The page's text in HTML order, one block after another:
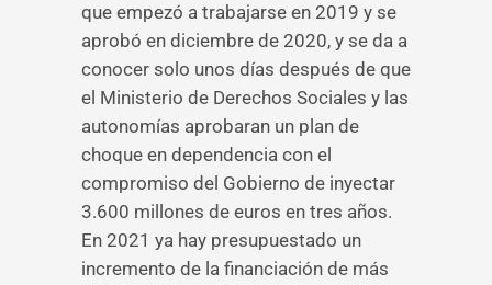
que empezó a trabajarse en 2019 y se
aprobó en diciembre de 2020, y se da a
conocer solo unos días después de que
el Ministerio de Derechos Sociales y las
autonomías aprobaran un plan de
choque en dependencia con el
compromiso del Gobierno de inyectar
3.600 millones de euros en tres años.
En 2021 ya hay presupuestado un
incremento de la financiación de más